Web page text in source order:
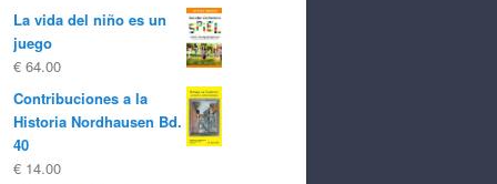
La vida del niño es un
juego
€ 64.00
Contribuciones a la
Historia Nordhausen Bd.
40
€ 14.00